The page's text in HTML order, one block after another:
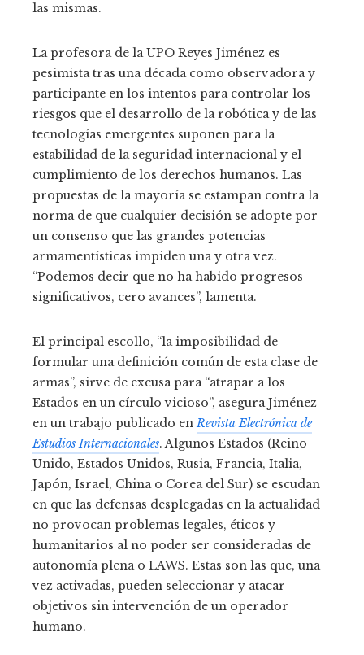
las mismas.
La profesora de la UPO Reyes Jiménez es
pesimista tras una década como observadora y
participante en los intentos para controlar los
riesgos que el desarrollo de la robótica y de las
tecnologías emergentes suponen para la
estabilidad de la seguridad internacional y el
cumplimiento de los derechos humanos. Las
propuestas de la mayoría se estampan contra la
norma de que cualquier decisión se adopte por
un consenso que las grandes potencias
armamentísticas impiden una y otra vez.
“Podemos decir que no ha habido progresos
significativos, cero avances”, lamenta.
El principal escollo, “la imposibilidad de
formular una definición común de esta clase de
armas”, sirve de excusa para “atrapar a los
Estados en un círculo vicioso”, asegura Jiménez
en un trabajo publicado enRevista Electrónica de
Estudios Internacionales. Algunos Estados (Reino
Unido, Estados Unidos, Rusia, Francia, Italia,
Japón, Israel, China o Corea del Sur) se escudan
en que las defensas desplegadas en la actualidad
no provocan problemas legales, éticos y
humanitarios al no poder ser consideradas de
autonomía plena o LAWS. Estas son las que, una
vez activadas, pueden seleccionar y atacar
objetivos sin intervención de un operador
humano.